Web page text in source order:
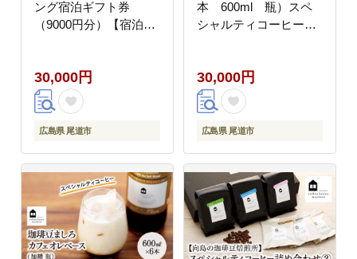
ング宿泊ギフト券
（9000円分）【宿泊券
リゾート グランピング
広島県 尾道市】
30,000円
広島県 尾道市
本 600ml 瓶）スペ
シャルティコーヒー
COFFEE ブレンド 飲
料 美味しい 無糖 加糖
カフェインレス 濃縮 ス
ペシャルティ広島県 尾
30,000円
広島県 尾道市